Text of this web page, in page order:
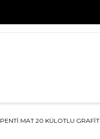
PENTI MAT 20 KÜLOTLU GRAFIT